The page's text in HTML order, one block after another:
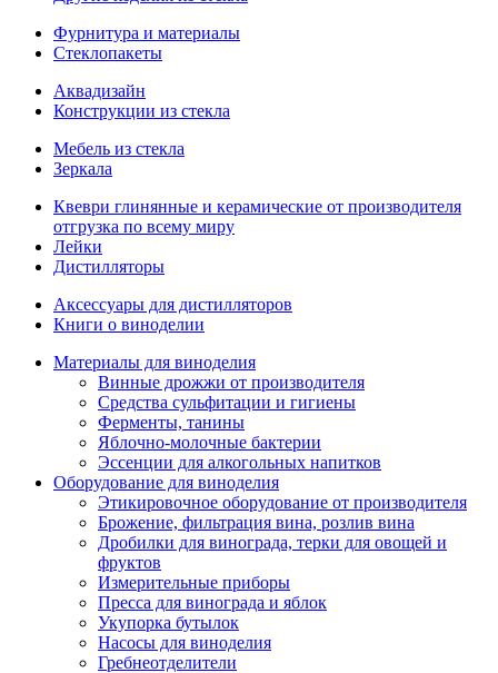
Фурнитура и материалы
Стеклопакеты
Аквадизайн
Конструкции из стекла
Мебель из стекла
Зеркала
Квеври глинянные и керамические от производителя
отгрузка по всему миру
Лейки
Дистилляторы
Аксессуары для дистилляторов
Книги о виноделии
Материалы для виноделия
Винные дрожжи от производителя
Средства сульфитации и гигиены
Ферменты, танины
Яблочно-молочные бактерии
Эссенции для алкогольных напитков
Оборудование для виноделия
Этикировочное оборудование от производителя
Брожение, фильтрация вина, розлив вина
Дробилки для винограда, терки для овощей и
фруктов
Измерительные приборы
Пресса для винограда и яблок
Укупорка бутылок
Насосы для виноделия
Гребнеотделители